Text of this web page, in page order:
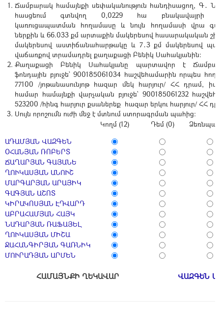
Ճամբարակ համայնքի սեփականություն հանդիսացող, Գ․
հասցեում գտնվող 0,0229 հա բնակավայրի
կառուցապատման հողամասը և նույն հողամասի վրա
ներքին և 66.033 քմ արտաքին մակերեսով հասարակական
մակերեսով աստիճանահարթակը և 7․3 քմ մակերեսով
վաճառքով տրամադրել քաղաքացի Բենիկ Սահակյանին:
Քաղաքացի Բենիկ Սահակյանը պարտավոր է
ֆոնդային բյուջե` 900185061034 հաշվեհամարին որպես
77100 /յոթանասունյոթ հազար մեկ հարյուր/ ՀՀ դրամ, իսկ
համար համայնքի վարչական բյուջե` 900185061232
523200 /հինգ հարյուր քսաներեք հազար երկու հարյուր/ ՀՀ
Սույն որոշումն ուժի մեջ է մտնում ստորագրման պահից:
Կողմ (12)
Դեմ (0)
ԱԴԱՄՅԱՆ ՎԱԶԳԵՆ
ՕՀԱՆՅԱՆ ՌՈԲԵՐՏ
ՃԱՂԱՐՅԱՆ ԳԱՅԱՆԵ
ՂՈՒԿԱՍՅԱՆ ԱՆՈՒՇ
ՄԱՐԳԱՐՅԱՆ ԱՐԱՅԻԿ
ԳԱԳՅԱՆ ԱՇՈՏ
ԿԻՐԱԿՈՍՅԱՆ ԷԴՎԱՐԴ
ԱԲՐԱՀԱՄՅԱՆ ՀԱՅԿ
ՆԱԴԱՐՅԱՆ ՌԱՖԱՅԵԼ
ՂՈՒԿԱՍՅԱՆ ՄԻՇԱ
ՋԱՀԱՆԳԻՐՅԱՆ ԳԱՌՆԻԿ
ՄՈՒՐԱԴՅԱՆ ԱՐՄԵՆ
ՀԱՄԱՅՆՔԻ ՂԵԿԱՎԱՐ ՎԱԶԳԵՆ